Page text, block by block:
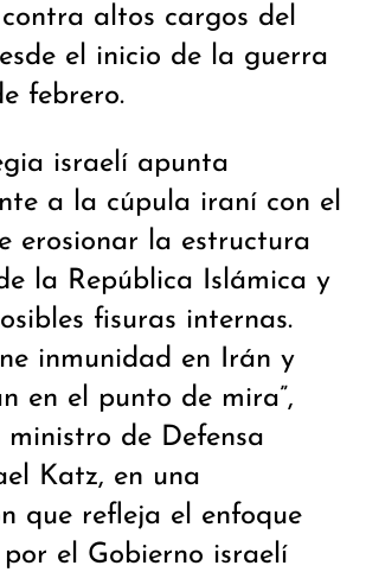
altos cargos del
el inicio de la guerra
febrero.
israelí apunta
a la cúpula iraní con el
erosionar la estructura
la República Islámica y
fisuras internas.
inmunidad en Irán y
en el punto de mira”,
de Defensa
Katz, en una
que refleja el enfoque
el Gobierno israelí